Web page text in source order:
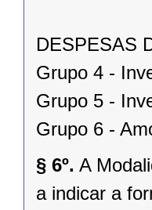
DESPESAS
Grupo 4 -
Grupo 5 -
Grupo 6 -
§ 6º. A
a indicar a